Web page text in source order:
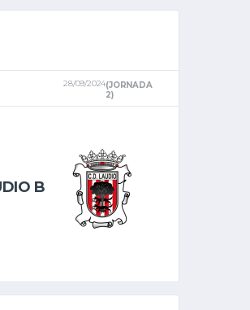
28/09/2024(JORNADA
2)
B